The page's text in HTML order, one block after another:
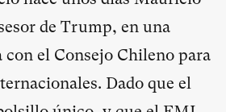
de Trump, en una
el Consejo Chileno para
Dado que el